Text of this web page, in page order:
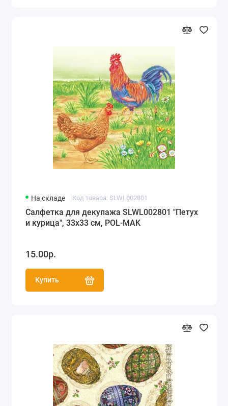
На складе Код товара: SLWL002801
Салфетка для декупажа SLWL002801 "Петух
и курица", 33х33 см, POL-MAK
15.00р.
Купить